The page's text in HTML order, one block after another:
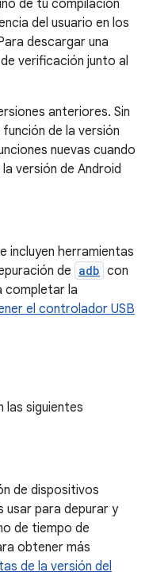
de tu compilación
del usuario en los
descargar una
verificación junto al
anteriores. Sin
de la versión
nuevas cuando
versión de Android
incluyen herramientas
de adb con
completar la
el controlador USB
las siguientes
de dispositivos
usar para depurar y
de tiempo de
obtener más
de la versión del